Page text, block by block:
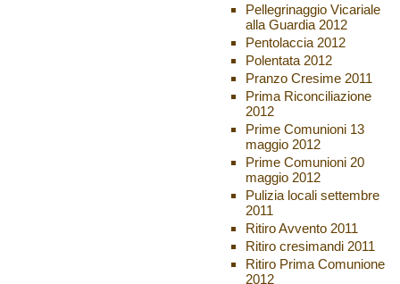
Pellegrinaggio Vicariale
alla Guardia 2012
Pentolaccia 2012
Polentata 2012
Pranzo Cresime 2011
Prima Riconciliazione
2012
Prime Comunioni 13
maggio 2012
Prime Comunioni 20
maggio 2012
Pulizia locali settembre
2011
Ritiro Avvento 2011
Ritiro cresimandi 2011
Ritiro Prima Comunione
2012